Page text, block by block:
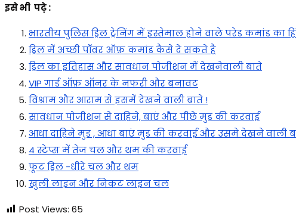
इसे भी पढ़े :
भारतीय पुलिस ड्रिल ट्रेनिंग में इस्तेमाल होने वाले परेड कमांड का
ड्रिल में अच्छी पॉवर ऑफ़ कमांड कैसे दे सकते है
ड्रिल का इतिहास और सावधान पोजीशन में देखनेवाली बाते
VIP गार्ड ऑफ़ ऑनर के नफरी और बनावट
विश्राम और आराम से इसमें देखने वाली बाते !
सावधान पोजीशन से दाहिने, बाएं और पीछे मुड की करवाई
आधा दाहिने मुड , आधा बाएं मुड की करवाई और उसमे देखने वाली
4 स्टेप्स में तेज चल और थम की करवाई
फूट ड्रिल -धीरे चल और थम
खुली लाइन और निकट लाइन चल
Post Views: 65